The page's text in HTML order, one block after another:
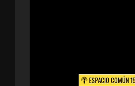
ESPACIO COMÚN